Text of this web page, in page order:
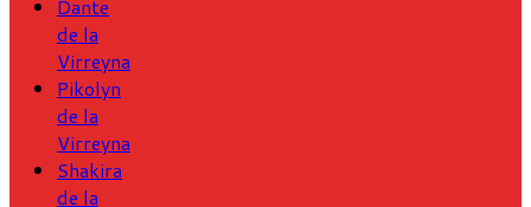
Dante
de la
Virreyna
Pikolyn
de la
Virreyna
Shakira
de la